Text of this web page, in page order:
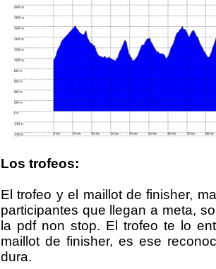
Los trofeos:
El trofeo y el maillot de finisher,
participantes que llegan a meta,
la pdf non stop. El trofeo te lo
maillot de finisher, es ese
dura.